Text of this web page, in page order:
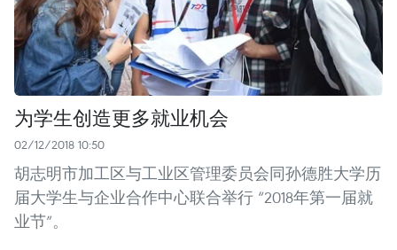
为学生创造更多就业机会
02/12/2018 10:50
胡志明市加工区与工业区管理委员会同孙德胜大学历
届大学生与企业合作中心联合举行 “2018年第一届就
业节”。